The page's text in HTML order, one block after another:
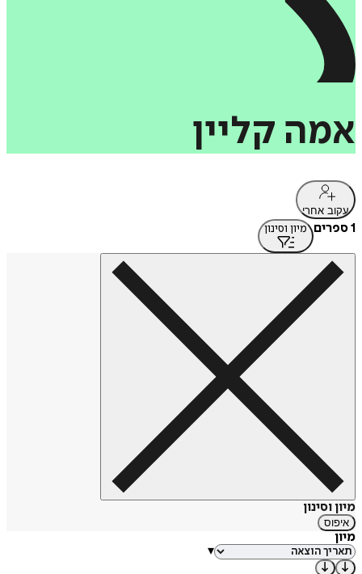
אמה קליין
עקוב אחרי
1 ספרים מיון וסינון
מיון וסינון
איפוס
מיון
▾